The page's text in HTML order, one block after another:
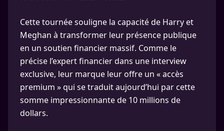
Cette tournée souligne la capacité de Harry et
Meghan à transformer leur présence publique
en un soutien financier massif. Comme le
précise l’expert financier dans une interview
exclusive, leur marque leur offre un « accès
premium » qui se traduit aujourd’hui par cette
somme impressionnante de 10 millions de
dollars.